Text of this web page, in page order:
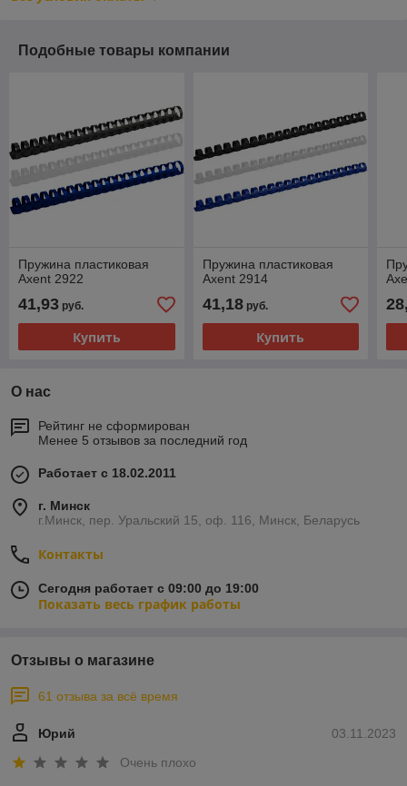
Подобные товары компании
Пружина пластиковая
Axent 2922
41,93 руб.
Купить
Пружина пластиковая
Axent 2914
41,18руб.
Купить
О нас
Рейтинг не сформирован
Менее 5 отзывов за последний год
Работает с 18.02.2011
г. Минск
г.Минск, пер. Уральский 15, оф. 116, Минск, Беларусь
Контакты
Сегодня работает с 09:00 до 19:00
Показать весь график работы
Отзывы о магазине
61 отзыва за всё время
03.11.2023
Юрий
Очень плохо